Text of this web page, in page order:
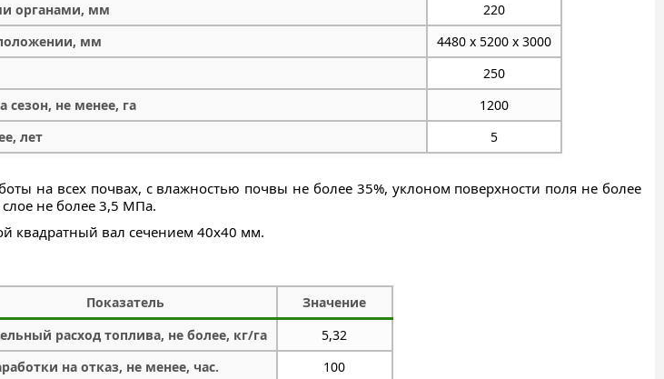
органами, мм
220
мм
4480 х 5200 х 3000
250
сезон, не менее, га
1200
лет
5
на всех почвах, с влажностью почвы не более 35%, уклоном поверхности поля не более
не более 3,5 МПа.
квадратный вал сечением 40х40 мм.
Показатель
Значение
расход топлива, не более, кг/га
5,32
на отказ, не менее, час.
100